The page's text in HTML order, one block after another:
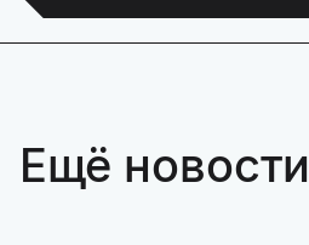
Ещё новости